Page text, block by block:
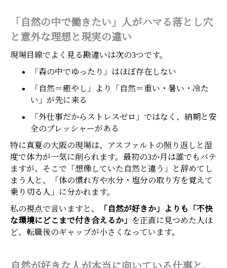
「自然の中で働きたい」人がハマる落とし穴
と意外な理想と現実の違い
現場目線でよく見る勘違いは次の3つです。
「森の中でゆったり」はほぼ存在しない
「自然＝癒やし」より「自然＝重い・暑い・冷た
い」が先に来る
「外仕事だからストレスゼロ」ではなく、納期と安
全のプレッシャーがある
特に真夏の大阪の現場は、アスファルトの照り返しと湿
度で体力が一気に削られます。最初の3か月は誰でもバテ
ますが、そこで「想像していた自然と違う」と辞めてし
まう人と、「体の慣れ方や水分・塩分の取り方を覚えて
乗り切る人」に分かれます。
私の視点で言いますと、
「自然が好きか」よりも「不快
な環境にどこまで付き合えるか」
を正直に見つめた人ほ
ど、転職後のギャップが小さくなっています。